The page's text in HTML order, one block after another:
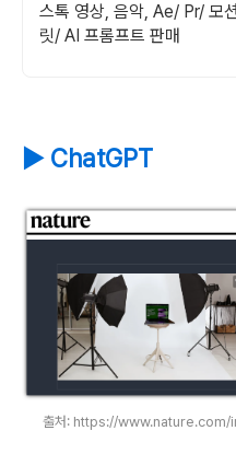
스톡 영상, 음악, Ae/ Pr/ 모
릿/ AI 프롬프트 판매
▶ ChatGPT
출처: https://